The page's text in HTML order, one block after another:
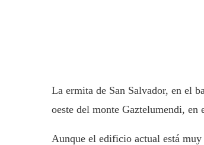
La ermita de San Salvador, en el
oeste del monte Gaztelumendi,
Aunque el edificio actual está